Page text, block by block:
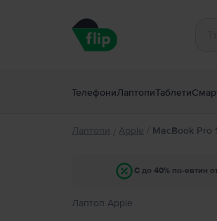
ТелефониЛаптопиТаблети
Лаптопи / Apple / MacBook Pro
С до 40% по-евтин
Лаптоп Apple